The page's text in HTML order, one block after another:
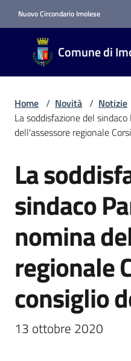
Nuovo Circondario Imolese
Comune di
Comune
di Imola
RETE
Amministrazione
Novità
Menu selezionato
Imola
Home / Novità / Notizie
La soddisfazione del
dell'assessore regionale
Salta al contenuto
La
sindaco
nomina
regionale
consiglio
13 ottobre 2020